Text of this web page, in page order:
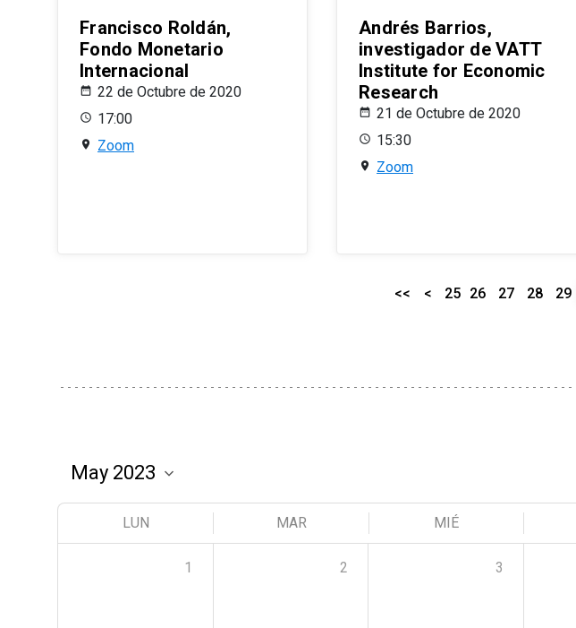
Francisco Roldán,
Fondo Monetario
Internacional
22 de Octubre de 2020
17:00
Zoom
Andrés Barrios,
investigador de VATT
Institute for Economic
Research
21 de Octubre de 2020
15:30
Zoom
<< < 25 26 27 28 29
LUN MAR MIÉ
1 2 3